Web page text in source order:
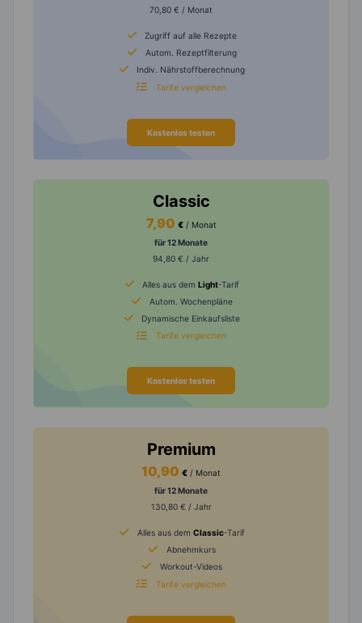
70,80 € / Monat
Zugriff auf alle Rezepte
Autom. Rezeptfilterung
Indiv. Nährstoffberechnung
Tarife vergleichen
Kostenlos testen
Classic
7,90 € / Monat
für 12 Monate
94,80 € / Jahr
Alles aus dem Light-Tarif
Autom. Wochenpläne
Dynamische Einkaufsliste
Tarife vergleichen
Kostenlos testen
Premium
10,90 € / Monat
für 12 Monate
130,80 € / Jahr
Alles aus dem Classic-Tarif
Abnehmkurs
Workout-Videos
Tarife vergleichen